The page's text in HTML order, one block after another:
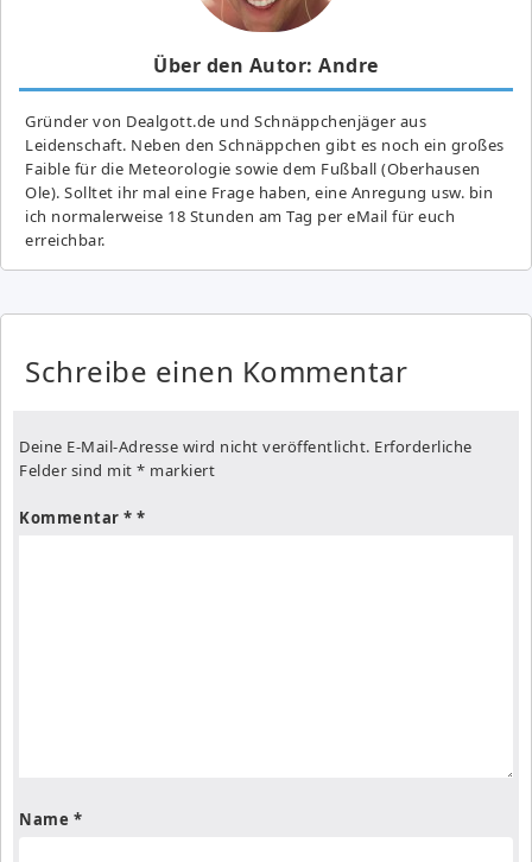
Über den Autor: Andre
Gründer von Dealgott.de und Schnäppchenjäger aus
Leidenschaft. Neben den Schnäppchen gibt es noch ein großes
Fai­ble für die Meteorologie sowie dem Fußball (Oberhausen
Ole). Solltet ihr mal eine Frage haben, eine Anregung usw. bin
ich normalerweise 18 Stunden am Tag per eMail für euch
erreichbar.
Schreibe einen Kommentar
Deine E-Mail-Adresse wird nicht veröffentlicht. Erforderliche
Felder sind mit * markiert
Kommentar *
Name *